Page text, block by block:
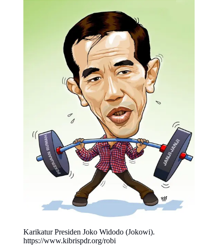
Karikatur Presiden Joko Widodo (Jokowi).
https://www.kibrispdr.org/robi